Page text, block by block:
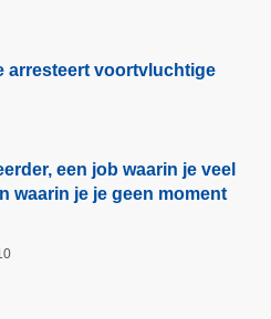
arresteert voortvluchtige
een job waarin je veel
waarin je je geen moment